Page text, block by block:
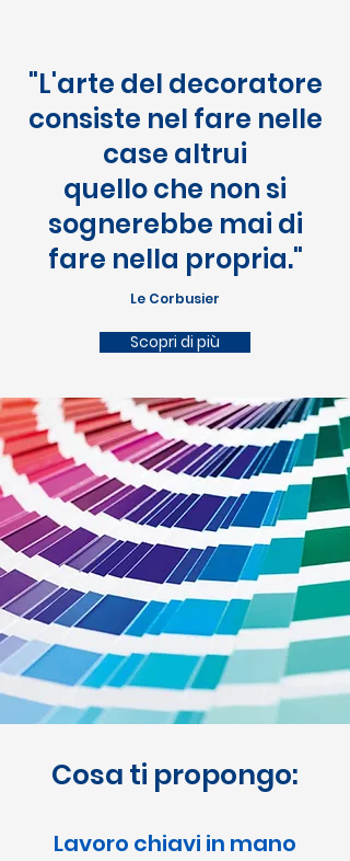
"L'arte del decoratore
consiste nel fare nelle
case altrui
quello che non si
sognerebbe mai di
fare nella propria."
Le Corbusier
Scopri di più
Cosa ti propongo:
Lavoro chiavi in mano